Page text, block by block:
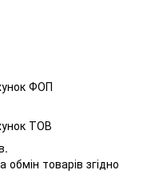
ФОП
ТОВ
товарів згідно